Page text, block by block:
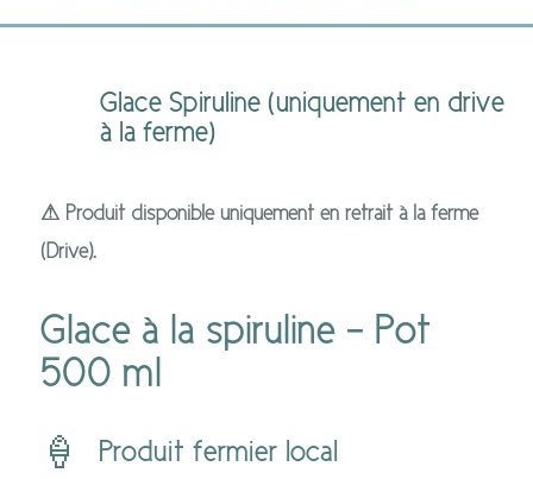
Glace Spiruline (uniquement en drive
à la ferme)
⚠ Produit disponible uniquement en retrait à la ferme
(Drive).
Glace à la spiruline – Pot
500 ml
🍦 Produit fermier local